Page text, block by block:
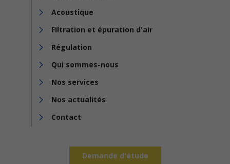
Acoustique
Filtration et épuration d'air
Régulation
Qui sommes-nous
Nos services
Nos actualités
Contact
Demande d'étude